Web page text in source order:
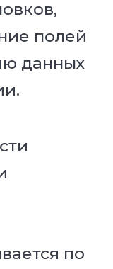
полей
данных
по